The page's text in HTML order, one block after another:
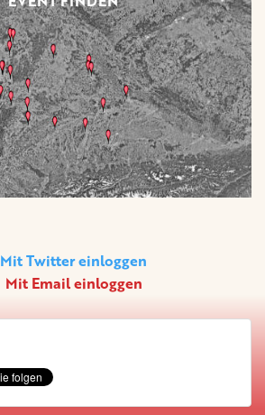
Mit Twitter einloggen
Mit Email einloggen